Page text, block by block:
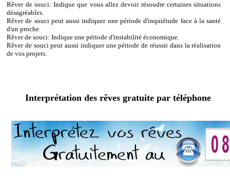
Rêver de souci: Indique que vous allez devoir résoudre certaines situations
désagréables.
Rêver de souci peut aussi indiquer une période d'inquiétude face à la santé
d'un proche.
Rêver de souci: Indique une période d'instabilité économique.
Rêver de souci peut aussi indiquer une période de réussir dans la réalisation
de vos projets.
Interprétation des rêves gratuite par téléphone